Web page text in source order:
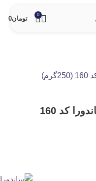
0
تومان0
رنگ تزئینی سفید مرواریدی ساندورا کد 160